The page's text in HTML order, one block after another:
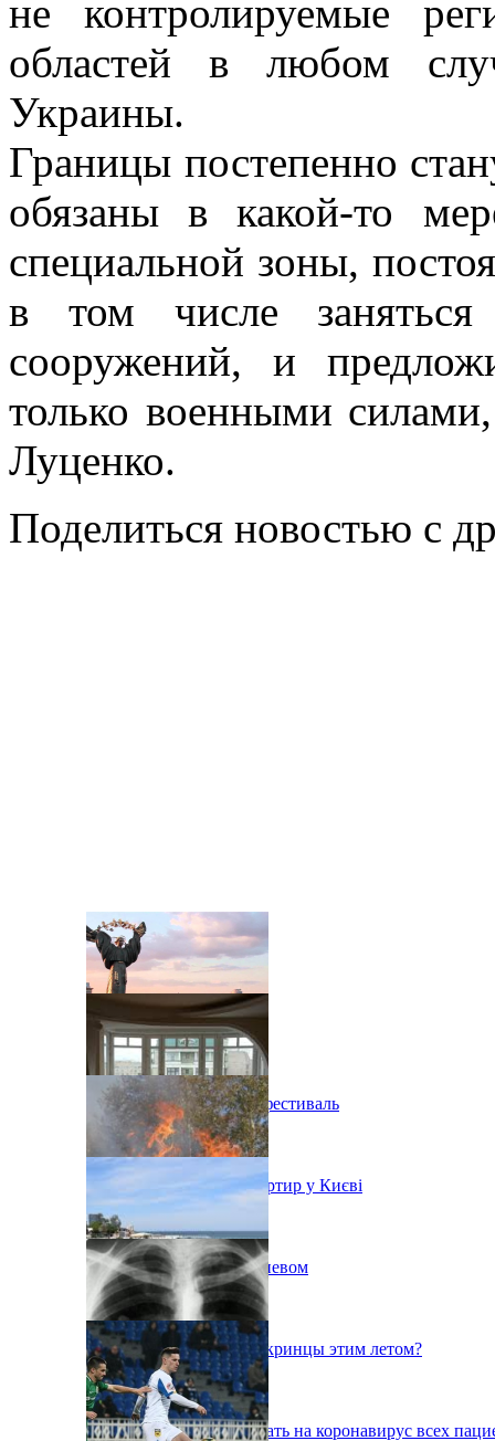
не контролируемые
областей в любом
Украины.
Границы постепенно
обязаны в какой-то
специальной зоны,
в том числе заняться
сооружений, и
только военными
Луценко.
Поделиться новостью с
В Киеве состоится эко-фестиваль
Ситуація з орендою квартир у Києві
Пожар на свалке под Киевом
Куда поедут отдыхать укринцы этим летом?
В Киеве будут тестировать на коронавирус всех